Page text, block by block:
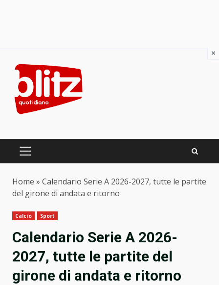
content
PRIMARY
Home » Calendario Serie A 2026-2027, tutte le partite
del girone di andata e ritorno
Calcio Sport
Calendario Serie A 2026-
2027, tutte le partite del
girone di andata e ritorno
×